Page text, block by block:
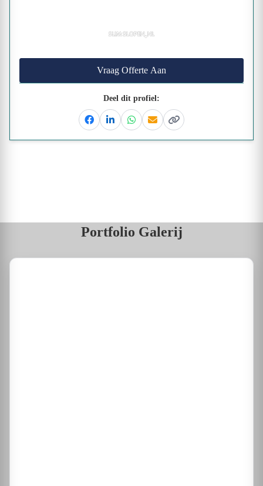
Vraag Offerte Aan
Deel dit profiel:
FacebookLinkedinWhatsapp
EmailKopieer link
Portfolio Galerij